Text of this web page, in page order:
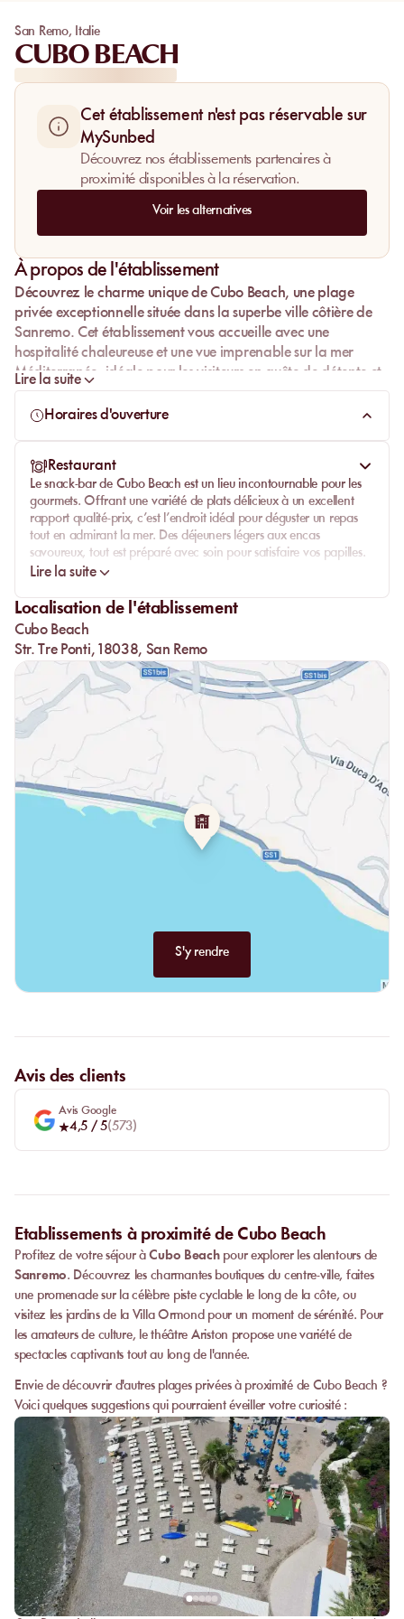
San Remo, Italie
CUBO BEACH
Cet établissement n'est pas réservable sur
MySunbed
Découvrez nos établissements partenaires à
proximité disponibles à la réservation.
Voir les alternatives
À propos de l'établissement
Découvrez le charme unique de Cubo Beach, une plage
privée exceptionnelle située dans la superbe ville côtière de
Sanremo. Cet établissement vous accueille avec une
hospitalité chaleureuseet une vue imprenable sur la mer
Méditerranée, idéale pour les visiteurs en quête de détente et
de confort. Que vous veniez pour une journée ensoleillée ou
un déjeuner au bord de l’eau,
Lire la suite
Horaires d'ouverture
Restaurant
Le snack-bar de Cubo Beach est un lieu incontournable pour les
gourmets. Offrant une variété de plats délicieux à un excellent
rapport qualité-prix, c’est l’endroit idéal pour déguster un repas
tout en admirant la mer. Des déjeuners légers aux encas
savoureux, tout est préparé avec soin pour satisfaire vos papilles.
L’accueil chaleureux et le service attentif ajoutent à l’attrait de cet
Lire la suite
Localisation de l'établissement
Cubo Beach
Str. Tre Ponti, 18038, San Remo
S'y rendre
Avis des clients
Avis Google
4,5 / 5(573)
Etablissements à proximité de Cubo Beach
Profitez de votre séjour àCubo Beachpour explorer les alentours de
Sanremo. Découvrez les charmantes boutiques du centre-ville, faites
une promenade sur la célèbre piste cyclable le long de la côte, ou
visitez les jardins de la Villa Ormond pour un moment de sérénité. Pour
les amateurs de culture, le théâtre Ariston propose une variété de
spectacles captivants tout au long de l'année.
Envie de découvrir d'autres plages privées à proximité de Cubo Beach ?
Voici quelques suggestions qui pourraient éveiller votre curiosité :